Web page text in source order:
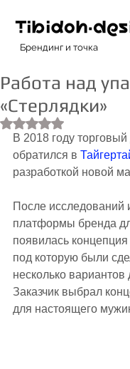
Брендинг и точка
Работа над
«Стерлядки»
Оценка: не число
В 2018 году
обратился в
разработкой новой
После исследований
платформы бренда
появилась
под которую были
несколько вариантов
Заказчик выбрал
для настоящего